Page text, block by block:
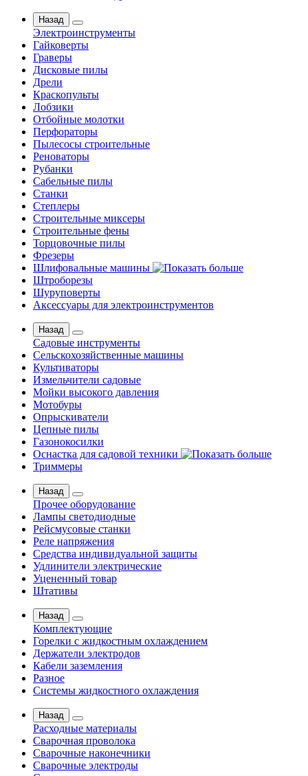
Назад
Электроинструменты
Гайковерты
Граверы
Дисковые пилы
Дрели
Краскопульты
Лобзики
Отбойные молотки
Перфораторы
Пылесосы строительные
Реноваторы
Рубанки
Сабельные пилы
Станки
Степлеры
Строительные миксеры
Строительные фены
Торцовочные пилы
Фрезеры
Шлифовальные машины
Штроборезы
Шуруповерты
Аксессуары для электроинструментов
Назад
Садовые инструменты
Сельскохозяйственные машины
Культиваторы
Измельчители садовые
Мойки высокого давления
Мотобуры
Опрыскиватели
Цепные пилы
Газонокосилки
Оснастка для садовой техники
Триммеры
Назад
Прочее оборудование
Лампы светодиодные
Рейсмусовые станки
Реле напряжения
Средства индивидуальной защиты
Удлинители электрические
Уцененный товар
Штативы
Назад
Комплектующие
Горелки с жидкостным охлаждением
Держатели электродов
Кабели заземления
Разное
Системы жидкостного охлаждения
Назад
Расходные материалы
Сварочная проволока
Сварочные наконечники
Сварочные электроды